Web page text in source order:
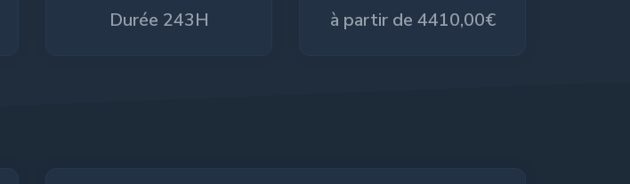
Durée 243H à partir de 4410,00€